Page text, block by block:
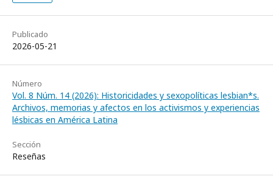
Publicado
2026-05-21
Número
Vol. 8 Núm. 14 (2026): Historicidades y sexopolíticas lesbian*s.
Archivos, memorias y afectos en los activismos y experiencias
lésbicas en América Latina
Sección
Reseñas